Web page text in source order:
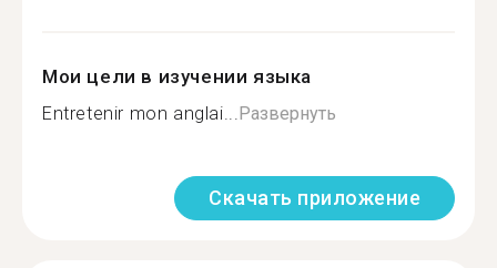
Мои цели в изучении языка
Entretenir mon anglai...Развернуть
Скачать приложение